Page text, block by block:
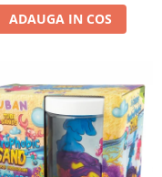
ADAUGA IN COS